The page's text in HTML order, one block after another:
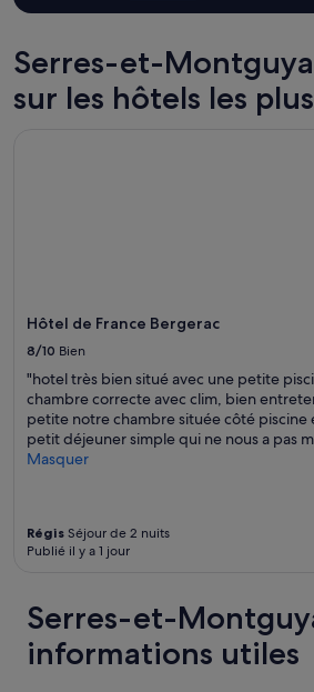
d’une
pour
2 adultes.
Les
prix
peuvent
s’appliquer.
Serres-et-
sur les hôtels les
Hôtel de France Bergerac
8/10 Bien
"hotel très bien situé avec une petite
chambre correcte avec clim, bien
petite notre chambre située côté piscine
petit déjeuner simple qui ne nous a pas
Masquer
Régis Séjour de 2 nuits
Publié il y a 1 jour
Serres-et-
informations utiles